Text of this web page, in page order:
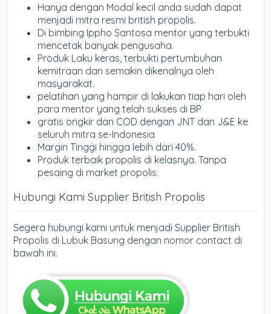
Hanya dengan Modal kecil anda sudah dapat
menjadi mitra resmi british propolis.
Di bimbing Ippho Santosa mentor yang terbukti
mencetak banyak pengusaha.
Produk Laku keras, terbukti pertumbuhan
kemitraan dan semakin dikenalnya oleh
masyarakat.
pelatihan yang hampir di lakukan tiap hari oleh
para mentor yang telah sukses di BP
gratis ongkir dan COD dengan JNT dan J&E ke
seluruh mitra se-Indonesia
Margin Tinggi hingga lebih dari 40%.
Produk terbaik propolis di kelasnya. Tanpa
pesaing di market propolis.
Hubungi Kami Supplier British Propolis
Segera hubungi kami untuk menjadi Supplier British
Propolis di Lubuk Basung dengan nomor contact di
bawah ini.